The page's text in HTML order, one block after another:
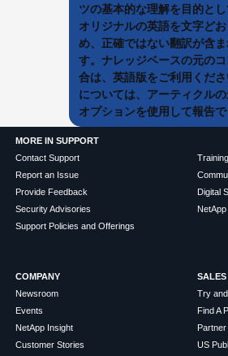
ツの基本的な理解を目的とし
オリジナルの英語を文字ど
め、正確ではない翻訳が含
す。ナレッジベースの元の
合は、英語版をご利用くだ
については、アーティクル
オプションを使用して報告で
MORE IN SUPPORT
Contact Support
Report an Issue
Provide Feedback
Security Advisories
Support Policies and Offerings
Training
Digital
COMPANY
Newsroom
Events
NetApp Insight
Customer Stories
SALES
Try
Find A
US